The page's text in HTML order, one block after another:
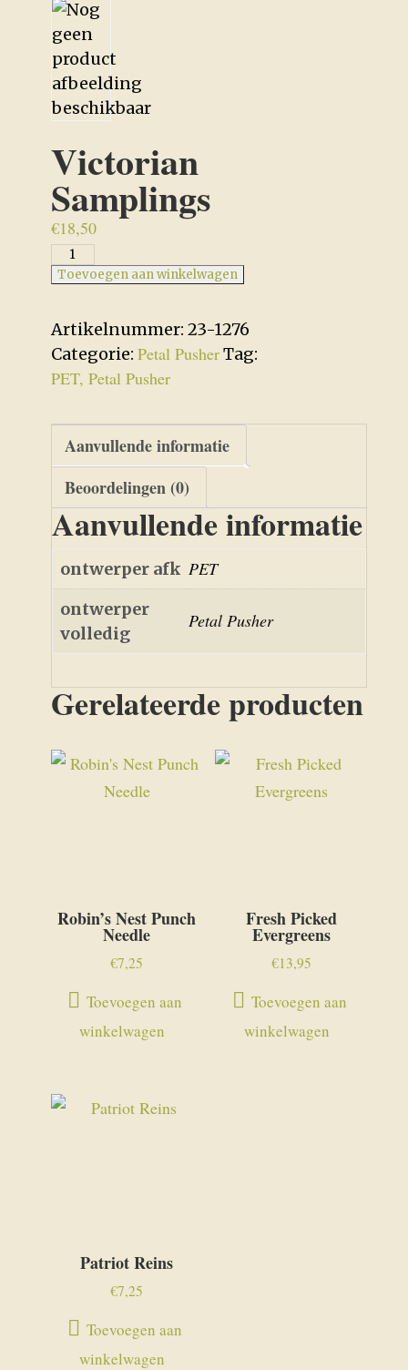
Victorian
Samplings
€18,50
Victorian
Samplings
Toevoegen aan winkelwagen
Artikelnummer: 23-1276
Categorie: Petal PusherTag:
PET, Petal Pusher
Aanvullende informatie
Beoordelingen (0)
Aanvullende informatie
ontwerper afk PET
ontwerper
volledig
Petal Pusher
Gerelateerde producten
Robin’s Nest Punch
Needle
€7,25
Toevoegen aan
winkelwagen
Fresh Picked
Evergreens
€13,95
Toevoegen aan
winkelwagen
Patriot Reins
€7,25
Toevoegen aan
winkelwagen